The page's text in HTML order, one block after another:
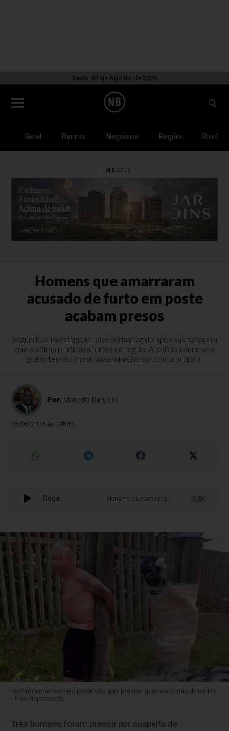
Sexta, 07 de Agosto de 2026
Geral Bairros Negócios Região Rio
PUBLICIDADE
Homens que amarraram
acusado de furto em poste
acabam presos
Segundo a investigação, eles teriam agido após suspeitarem
que a vítima praticava furtos na região. A polícia apura se o
grupo tentou impor uma punição por conta própria.
Por: Marcelo Dargelio
28/06/2026 às 11h42
Ouça: Homens que amarraram acusado de furto
1.0x
Homem amarrado em poste não quis prestar queixa e sumiu do bairro
- Foto: Reprodução
Três homens foram presos por suspeita de